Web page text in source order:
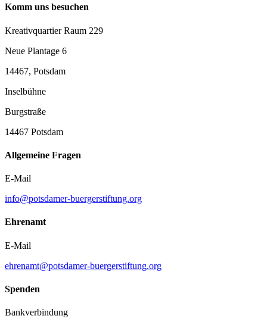
Komm uns besuchen
Kreativquartier Raum 229
Neue Plantage 6
14467, Potsdam
Inselbühne
Burgstraße
14467 Potsdam
Allgemeine Fragen
E-Mail
info@potsdamer-buergerstiftung.org
Ehrenamt
E-Mail
ehrenamt@potsdamer-buergerstiftung.org
Spenden
Bankverbindung